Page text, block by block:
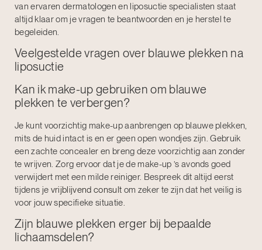
van ervaren dermatologen en liposuctie specialisten staat
altijd klaar om je vragen te beantwoorden en je herstel te
begeleiden.
Veelgestelde vragen over blauwe plekken na
liposuctie
Kan ik make-up gebruiken om blauwe
plekken te verbergen?
Je kunt voorzichtig make-up aanbrengen op blauwe plekken,
mits de huid intact is en er geen open wondjes zijn. Gebruik
een zachte concealer en breng deze voorzichtig aan zonder
te wrijven. Zorg ervoor dat je de make-up ’s avonds goed
verwijdert met een milde reiniger. Bespreek dit altijd eerst
tijdens je vrijblijvend consult om zeker te zijn dat het veilig is
voor jouw specifieke situatie.
Zijn blauwe plekken erger bij bepaalde
lichaamsdelen?